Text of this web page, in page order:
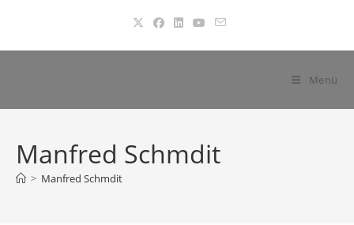
springen
Menü
Manfred Schmdit
> Manfred Schmdit